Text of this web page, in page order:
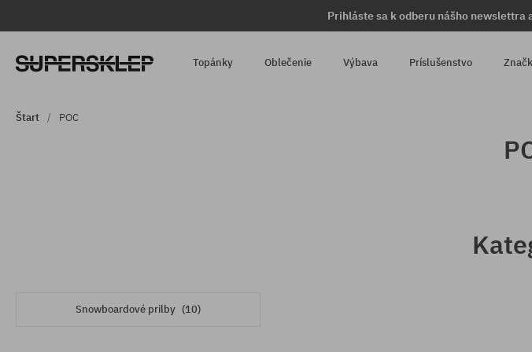
Prihláste sa k odberu nášho newslettra
Topánky Oblečenie Výbava Príslušenstvo
Štart POC
Snowboardové prilby (10)